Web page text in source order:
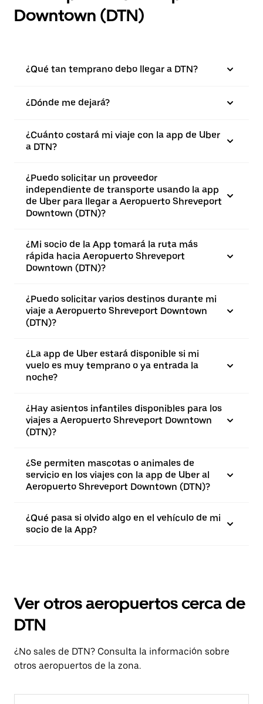
Downtown (DTN)
¿Qué tan temprano debo llegar a DTN?
¿Dónde me dejará?
¿Cuánto costará mi viaje con la app de Uber
a DTN?
¿Puedo solicitar un proveedor
independiente de transporte usando la app
de Uber para llegar a Aeropuerto Shreveport
Downtown (DTN)?
¿Mi socio de la App tomará la ruta más
rápida hacia Aeropuerto Shreveport
Downtown (DTN)?
¿Puedo solicitar varios destinos durante mi
viaje a Aeropuerto Shreveport Downtown
(DTN)?
¿La app de Uber estará disponible si mi
vuelo es muy temprano o ya entrada la
noche?
¿Hay asientos infantiles disponibles para los
viajes a Aeropuerto Shreveport Downtown
(DTN)?
¿Se permiten mascotas o animales de
servicio en los viajes con la app de Uber al
Aeropuerto Shreveport Downtown (DTN)?
¿Qué pasa si olvido algo en el vehículo de mi
socio de la App?
Ver otros aeropuertos cerca de
DTN
¿No sales de DTN? Consulta la información sobre
otros aeropuertos de la zona.